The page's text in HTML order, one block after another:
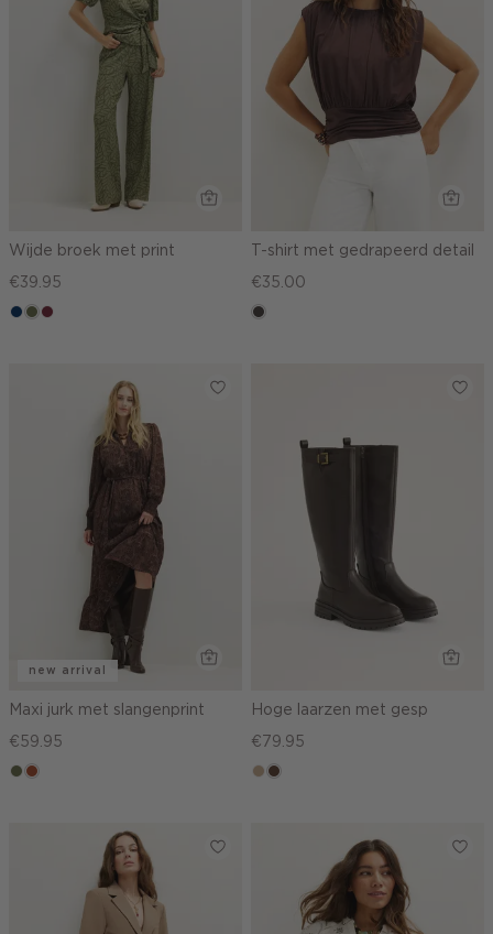
Wijde broek met print
€39.95
donkerblauw
groen,
brique
T-shirt met gedrapeerd detail
€35.00
choco
new arrival
Maxi jurk met slangenprint
€59.95
groen,
bruin
Hoge laarzen met gesp
€79.95
zanddonkerbruin